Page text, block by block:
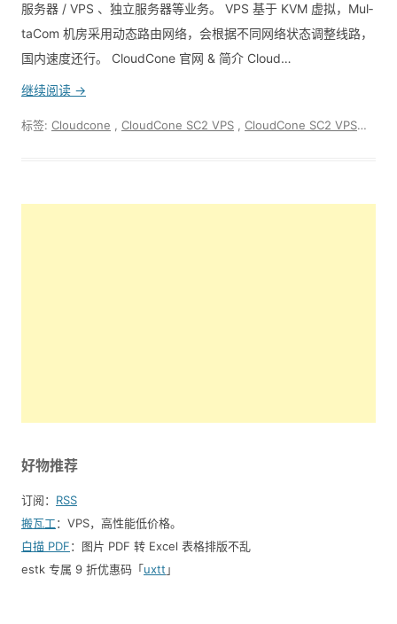
服务器 / VPS 、独立服务器等业务。 VPS 基于 KVM 虚拟，Mul­
ta­Com 机房采用动态路由网络，会根据不同网络状态调整线路，
国内速度还行。 CloudCone 官网 & 简介 Cloud…
继续阅读 →
标签: Cloudcone CloudCone SC2 VPS CloudCone SC2 VPS促销
好物推荐
订阅： RSS
搬瓦工：VPS，高性能低价格。️
白描 PDF：图片 PDF 转 Excel 表格排版不乱
estk 专属 9 折优惠码「uxtt 」